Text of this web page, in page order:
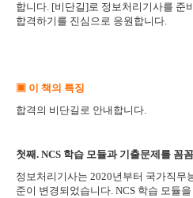
합니다. [비단길]로 정보처리기사를 준
합격하기를 진심으로 응원합니다.
▣ 이 책의 특징
합격의 비단길로 안내합니다.
첫째. NCS 학습 모듈과 기출문제를 꼼
정보처리기사는 2020년부터 국가직무
준이 변경되었습니다. NCS 학습 모듈